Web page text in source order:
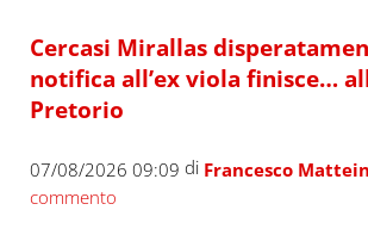
Cercasi Mirallas
notifica all’ex viola finisce…
Pretorio
07/08/2026 09:09 di Francesco
commento